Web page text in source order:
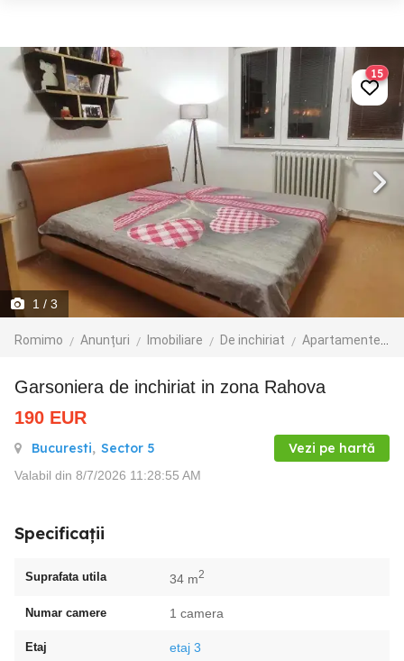
1 / 3
Romimo Anunțuri Imobiliare De inchiriat Apartamente de inchiriat
15
Garsoniera de inchiriat in zona Rahova
190 EUR
Bucuresti, Sector 5 Vezi pe hartă
Valabil din 8/7/2026 11:28:55 AM
Specificații
Suprafata utila 34 m2
Numar camere 1 camera
Etaj etaj 3